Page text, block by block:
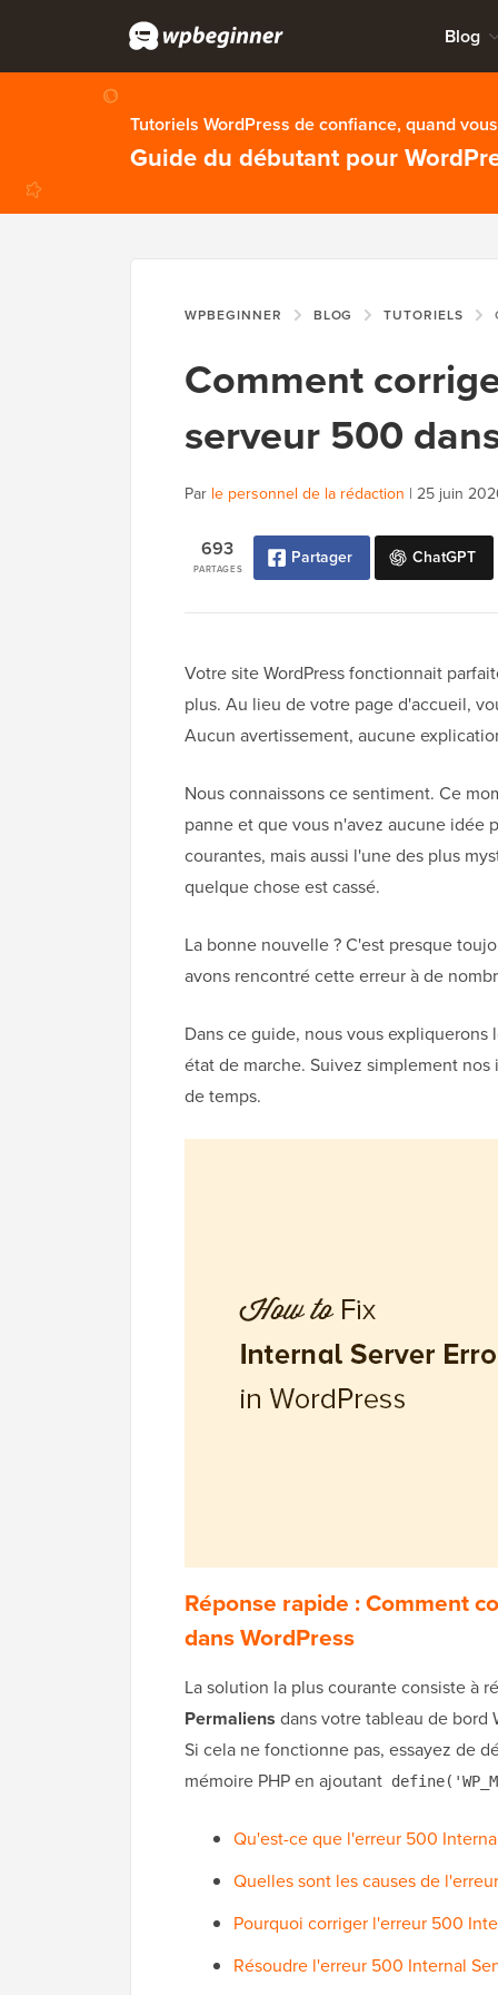
Blog
Tutoriels WordPress de confiance, quand
Guide du débutant pour
WPBEGINNER BLOG TUTORIELS
Comment
serveur 500
Par le personnel de la rédaction | 25 juin
PARTAGES
693 Partager ChatGPT
Votre site WordPress fonctionnait
plus. Au lieu de votre page d'accueil,
Aucun avertissement, aucune
Nous connaissons ce sentiment. Ce
panne et que vous n'avez aucune idée
courantes, mais aussi l'une des plus
quelque chose est cassé.
La bonne nouvelle ? C'est presque
avons rencontré cette erreur à de
Dans ce guide, nous vous
état de marche. Suivez simplement
de temps.
Réponse rapide : Comment
dans WordPress
La solution la plus courante consiste à
Permaliens dans votre tableau de bord
Si cela ne fonctionne pas, essayez de
mémoire PHP en ajoutant
Qu'est-ce que l'erreur 500
Quelles sont les causes de
Pourquoi corriger l'erreur 500
Résoudre l'erreur 500 Internal